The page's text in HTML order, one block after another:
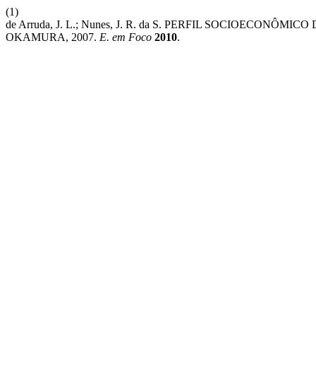
(1)
de Arruda, J. L.; Nunes, J. R. da S. PERFIL
OKAMURA, 2007. E. em Foco 2010.